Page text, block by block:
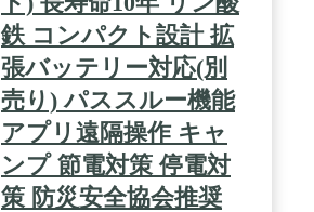
鉄 コンパクト設計 拡
張バッテリー対応(別
売り) パススルー機能
アプリ遠隔操作 キャ
ンプ 節電対策 停電対
策 防災安全協会推奨